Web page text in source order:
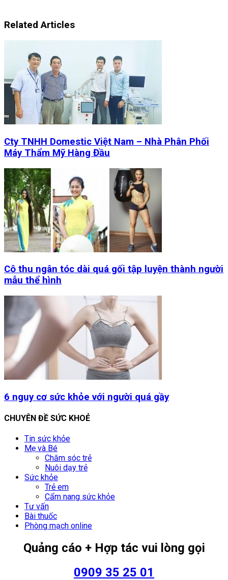
Related Articles
Cty TNHH Domestic Việt Nam – Nhà Phân Phối
Máy Thẩm Mỹ Hàng Đầu
Cô thu ngân tóc dài quá gối tập luyện thành người
mẫu thể hình
6 nguy cơ sức khỏe với người quá gầy
CHUYÊN ĐỀ SỨC KHOẺ
Tin sức khỏe
Mẹ và Bé
Chăm sóc trẻ
Nuôi dạy trẻ
Sức khỏe
Trẻ em
Cẩm nang sức khỏe
Tư vấn
Bài thuốc
Phòng mạch online
Quảng cáo + Hợp tác vui lòng gọi
0909 35 25 01